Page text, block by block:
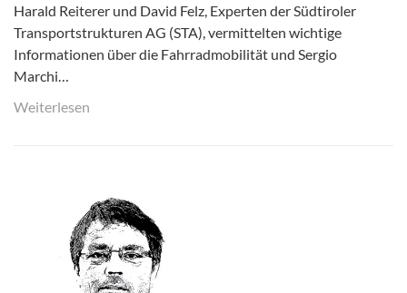
Harald Reiterer und David Felz, Experten der Südtiroler
Transportstrukturen AG (STA), vermittelten wichtige
Informationen über die Fahrradmobilität und Sergio
Marchi…
Weiterlesen